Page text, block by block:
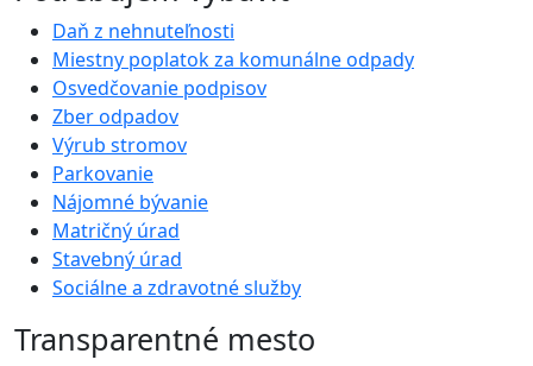
Daň z nehnuteľnosti
Miestny poplatok za komunálne odpady
Osvedčovanie podpisov
Zber odpadov
Výrub stromov
Parkovanie
Nájomné bývanie
Matričný úrad
Stavebný úrad
Sociálne a zdravotné služby
Transparentné mesto